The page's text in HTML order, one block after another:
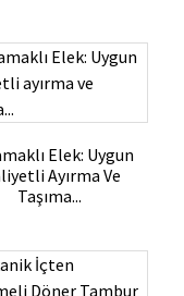
Elek: Uygun
Ayırma Ve
Taşıma...